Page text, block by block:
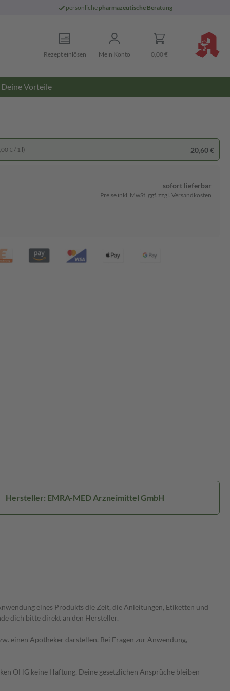
persönliche pharmazeutische Beratung
Rezept einlösen Mein Konto 0,00 €
Deine Vorteile
€ / 1 l) 20,60 €
sofort lieferbar
Preise inkl. MwSt. ggf. zzgl. Versandkosten
Hersteller: EMRA-MED Arzneimittel GmbH
eines Produkts die Zeit, die Anleitungen, Etiketten und
dich bitte direkt an den Hersteller.
einen Apotheker darstellen. Bei Fragen zur Anwendung,
OHG keine Haftung. Deine gesetzlichen Ansprüche bleiben